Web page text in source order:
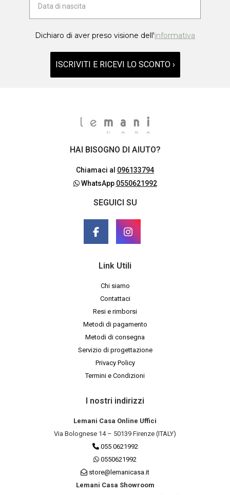
Dichiaro di aver preso visione dell'informativa
ISCRIVITI E RICEVI LO SCONTO ›
HAI BISOGNO DI AIUTO?
Chiamaci al 096133794
WhatsApp 0550621992
SEGUICI SU
Link Utili
Chi siamo
Contattaci
Resi e rimborsi
Metodi di pagamento
Metodi di consegna
Servizio di progettazione
Privacy Policy
Termini e Condizioni
I nostri indirizzi
Lemani Casa Online Uffici
Via Bolognese 14 – 50139 Firenze (ITALY)
055 0621992
0550621992
store@lemanicasa.it
Lemani Casa Showroom